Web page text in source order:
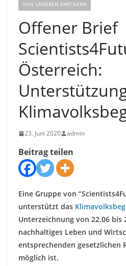
VON UNSEREN PARTNERN
Offener Brief
Österreich:
23. Juni 2020 admin
Beitrag teilen
Eine Gruppe von
unterstützt das
Unterzeichnung von 22.06 bis
nachhaltiges Leben und
entsprechenden gesetzlichen
möglich ist.